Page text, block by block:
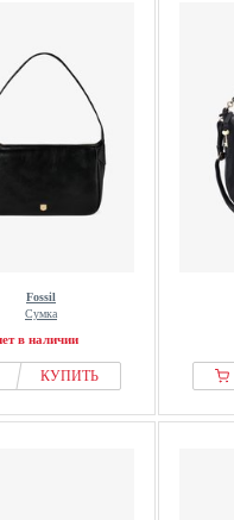
Fossil
Сумка
в наличии
КУПИТЬ